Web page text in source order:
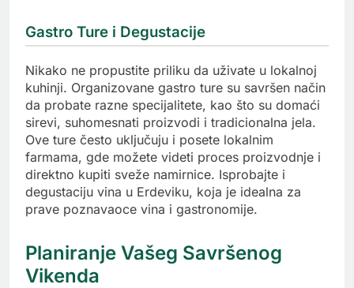
Gastro Ture i Degustacije
Nikako ne propustite priliku da uživate u lokalnoj
kuhinji. Organizovane gastro ture su savršen način
da probate razne specijalitete, kao što su domaći
sirevi, suhomesnati proizvodi i tradicionalna jela.
Ove ture često uključuju i posete lokalnim
farmama, gde možete videti proces proizvodnje i
direktno kupiti sveže namirnice. Isprobajte i
degustaciju vina u Erdeviku, koja je idealna za
prave poznavaoce vina i gastronomije.
Planiranje Vašeg Savršenog
Vikenda